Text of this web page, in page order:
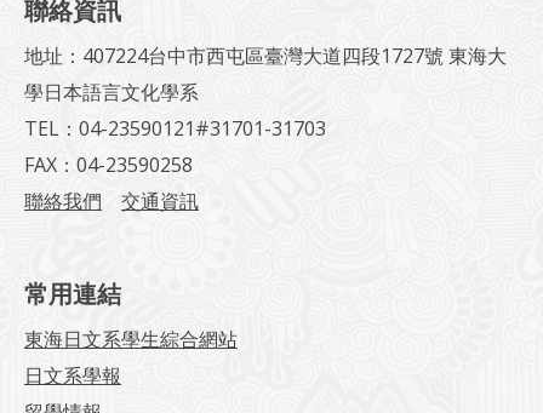
聯絡資訊
地址：407224台中市西屯區臺灣大道四段1727號 東海大
學日本語言文化學系
TEL：04-23590121#31701-31703
FAX：04-23590258
聯絡我們
交通資訊
常用連結
東海日文系學生綜合網站
日文系學報